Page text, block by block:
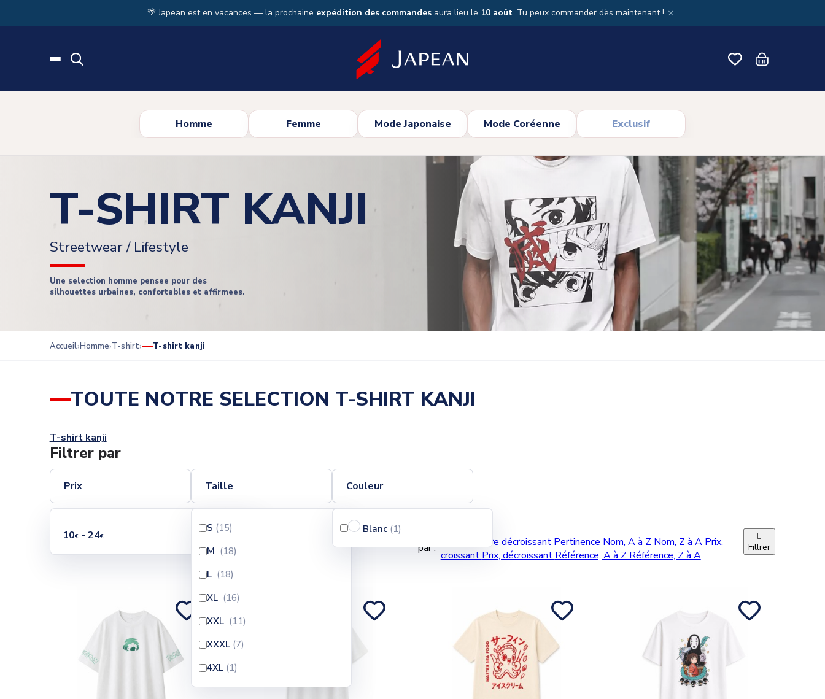
🌴 Japean est en vacances — la prochaine expédition des commandes aura lieu le 10 août. Tu peux commander dès maintenant ! ×
Homme Femme Mode Japonaise Mode Coréenne Exclusif
T-SHIRT KANJI
Streetwear / Lifestyle
Une selection homme pensee pour des
silhouettes urbaines, confortables et affirmees.
Accueil Homme T-shirt T-shirt kanji
TOUTE NOTRE SELECTION T-SHIRT KANJI
T-shirt kanji
Filtrer par
Prix
10€- 24€
Taille
S (15)
M (18)
L (18)
XL (16)
XXL (11)
XXXL (7)
4XL (1)
Couleur
Blanc (1)
Il y a 18 produits.
par :
Ventes, ordre décroissant Pertinence Nom, A à Z Nom, Z à A Prix,
croissant Prix, décroissant Référence, A à Z Référence, Z à A

Filtrer